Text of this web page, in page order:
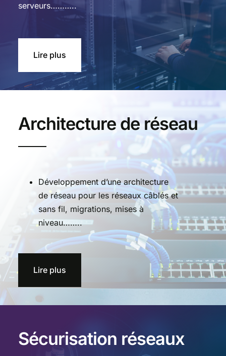
serveurs………..
Lire plus
Architecture de réseau
Développement d’une architecture
de réseau pour les réseaux câblés et
sans fil, migrations, mises à
niveau……..
Lire plus
Sécurisation réseaux